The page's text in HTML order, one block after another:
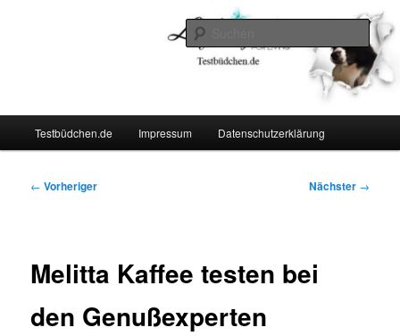
Testbüdchen.de Impressum Datenschutzerklärung
Beitragsnavigation
← Vorheriger Nächster →
Melitta Kaffee testen bei
den Genußexperten